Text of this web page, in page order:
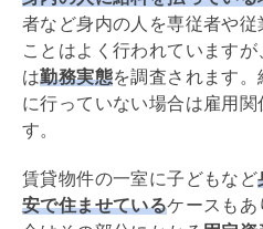
者など身内の人を専従者や従
ことはよく行われています
は勤務実態を調査されます
に行っていない場合は雇用
す。
賃貸物件の一室に子どもなど
安で住ませているケースもあ